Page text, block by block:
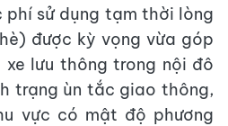
phí sử dụng tạm thời lòng
được kỳ vọng vừa góp
xe lưu thông trong nội đô
trạng ùn tắc giao thông,
vực có mật độ phương